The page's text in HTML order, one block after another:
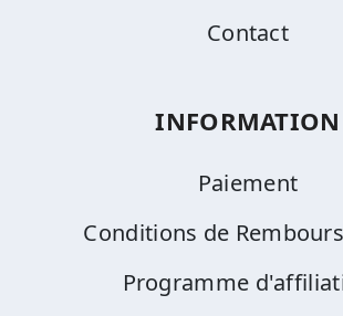
Contact
INFORMATION
Paiement
Conditions de
Programme